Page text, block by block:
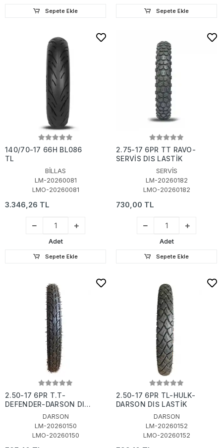
Sepete Ekle Sepete Ekle
140/70-17 66H BL086
TL
BİLLAS
LM-20260081
LMO-20260081
3.346,26 TL
Adet
Sepete Ekle
2.75-17 6PR TT RAVO-
SERVİS DIŞ LASTİK
SERVİS
LM-20260182
LMO-20260182
730,00 TL
Adet
Sepete Ekle
2.50-17 6PR T.T-
DEFENDER-DARSON DIŞ
DARSON
LM-20260150
LMO-20260150
2.50-17 6PR TL-HULK-
DARSON DIŞ LASTİK
DARSON
LM-20260152
LMO-20260152